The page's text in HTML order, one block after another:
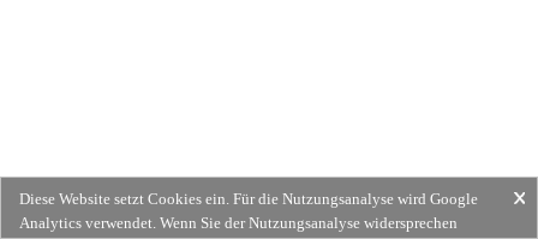
Diese Website setzt Cookies ein. Für die Nutzungsanalyse wird Google
Analytics verwendet. Wenn Sie der Nutzungsanalyse widersprechen